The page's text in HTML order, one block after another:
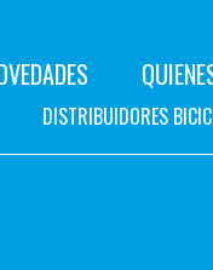
DISTRIBUIDORES